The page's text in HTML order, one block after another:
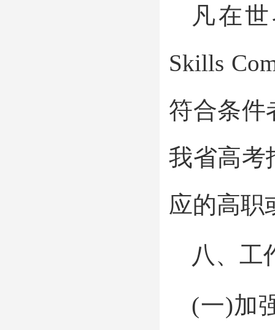
凡在
Skills
符合条件
我省高考
应的高职
八、工
(一)加